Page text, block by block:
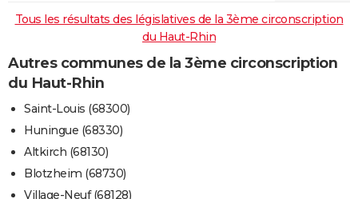
Tous les résultats des législatives de la 3ème circonscription
du Haut-Rhin
Autres communes de la 3ème circonscription
du Haut-Rhin
Saint-Louis (68300)
Huningue (68330)
Altkirch (68130)
Blotzheim (68730)
Village-Neuf (68128)